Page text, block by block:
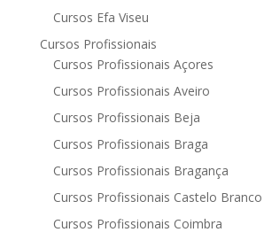
Cursos Efa Viseu
Cursos Profissionais
Cursos Profissionais Açores
Cursos Profissionais Aveiro
Cursos Profissionais Beja
Cursos Profissionais Braga
Cursos Profissionais Bragança
Cursos Profissionais Castelo Branco
Cursos Profissionais Coimbra